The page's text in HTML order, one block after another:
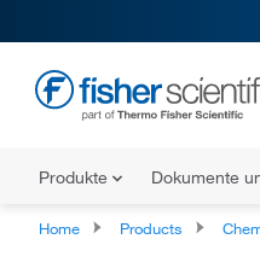
Produkte Dokumente
Home Products